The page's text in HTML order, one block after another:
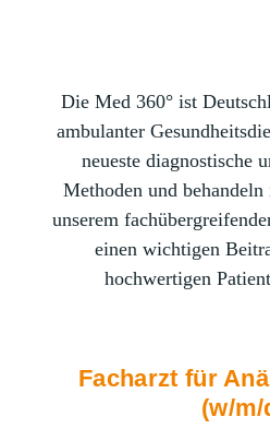
Die Med 360° ist
ambulanter
neueste diagnostische
Methoden und
unserem
einen wichtigen
hochwertigen
Facharzt für
(w/m/